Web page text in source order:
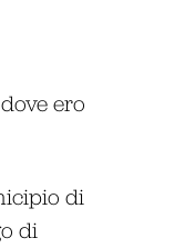
ero
di
di